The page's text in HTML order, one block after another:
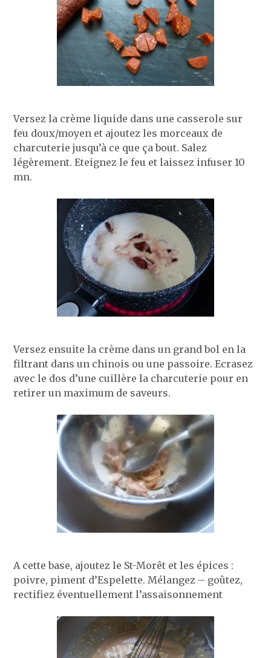
Versez la crème liquide dans une casserole sur
feu doux/moyen et ajoutez les morceaux de
charcuterie jusqu’à ce que ça bout. Salez
légèrement. Eteignez le feu et laissez infuser 10
mn.
Versez ensuite la crème dans un grand bol en la
filtrant dans un chinois ou une passoire. Ecrasez
avec le dos d’une cuillère la charcuterie pour en
retirer un maximum de saveurs.
A cette base, ajoutez le St-Morêt et les épices :
poivre, piment d’Espelette. Mélangez – goûtez,
rectifiez éventuellement l’assaisonnement